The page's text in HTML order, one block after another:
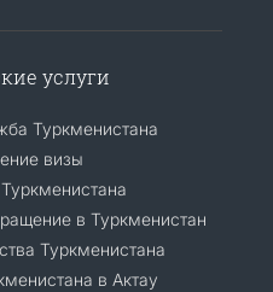
услуги
Туркменистана
визы
в Туркменистан
Туркменистана
в Актау